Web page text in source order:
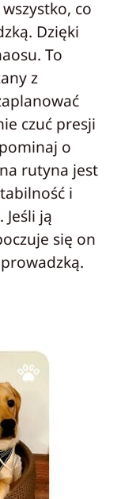
co
Dzięki
To
z
czuć presji
o
rutyna jest
i
ją
się on